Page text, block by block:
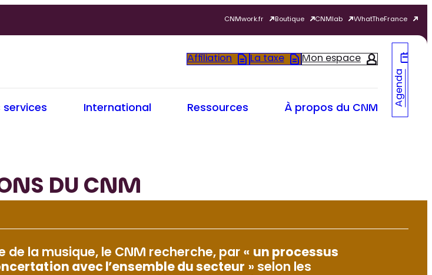
CNMwork.fr Boutique CNMlab WhatTheFrance
Affiliation La taxe Mon espace
services International Ressources À propos du CNM
Agenda
DU CNM
de la musique, le CNM recherche, par « un processus
avec l’ensemble du secteur » selon les